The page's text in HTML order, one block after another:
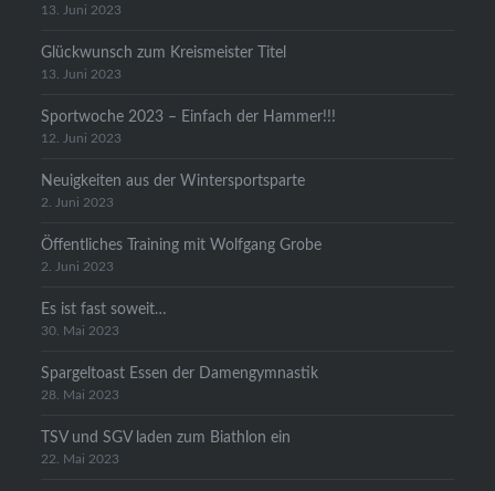
13. Juni 2023
Glückwunsch zum Kreismeister Titel
13. Juni 2023
Sportwoche 2023 – Einfach der Hammer!!!
12. Juni 2023
Neuigkeiten aus der Wintersportsparte
2. Juni 2023
Öffentliches Training mit Wolfgang Grobe
2. Juni 2023
Es ist fast soweit…
30. Mai 2023
Spargeltoast Essen der Damengymnastik
28. Mai 2023
TSV und SGV laden zum Biathlon ein
22. Mai 2023